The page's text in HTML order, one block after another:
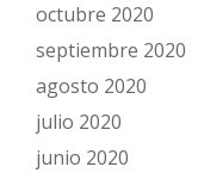
octubre 2020
septiembre 2020
agosto 2020
julio 2020
junio 2020